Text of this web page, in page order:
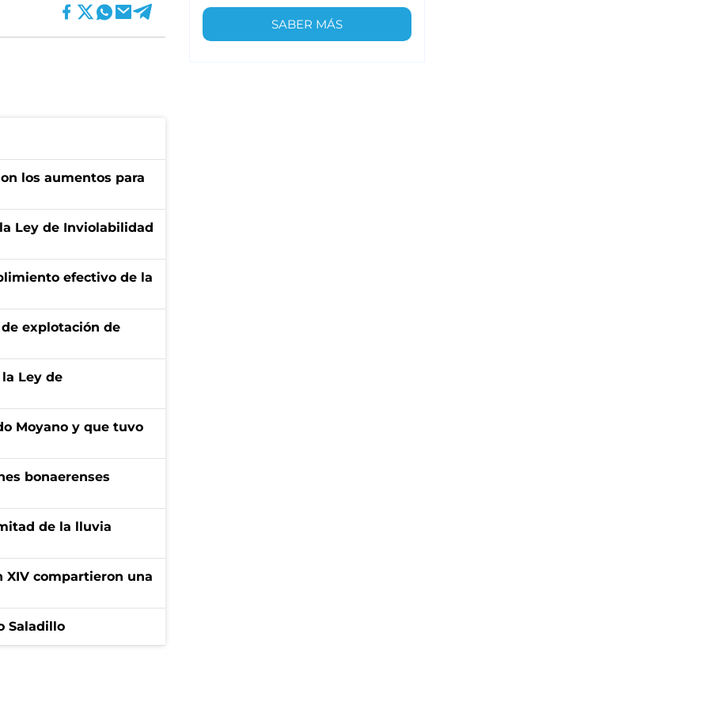
los aumentos para
Ley de Inviolabilidad
efectivo de la
explotación de
Ley de
Moyano y que tuvo
bonaerenses
de la lluvia
XIV compartieron una
Saladillo
SABER MÁS